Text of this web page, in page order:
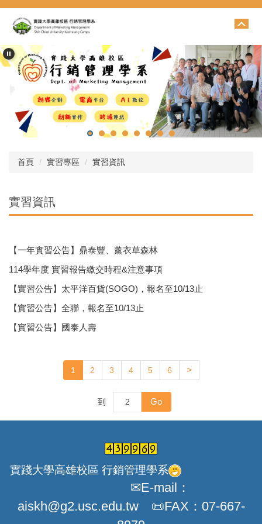
跳
要
內
容
首頁 實習專區 實習資訊
實習資訊
【一年實習公告】鼎泰豐、薰衣草森林
114學年度 實習報告繳交時程&注意事項
【實習公告】太平洋百貨(SOGO)，報名至10/13止
【實習公告】全聯，報名至10/13止
【實習公告】國泰人壽
1 2 3 4 5 6 >
到 Go
實踐大學高雄校區 行銷管理學系
✉E-mail：
aiskh@g2.usc.edu.tw 📜FAX：07-667-